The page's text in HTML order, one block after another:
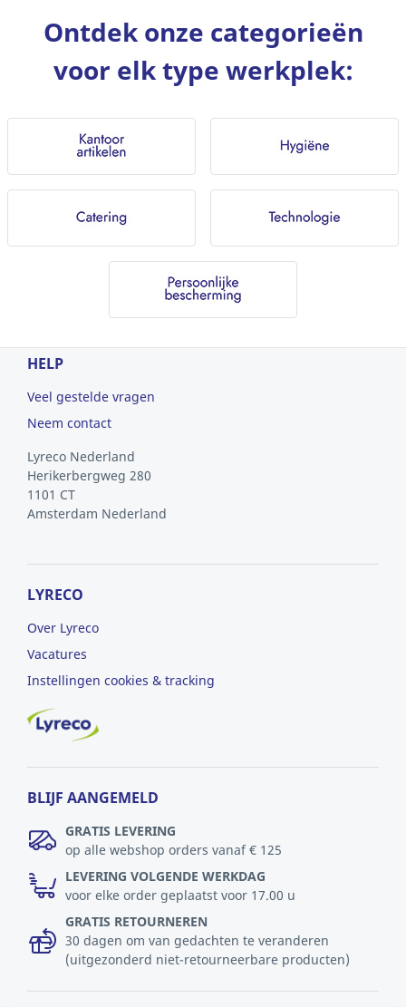
Ontdek onze categorieën
voor elk type werkplek:
HELP
Veel gestelde vragen
Neem contact
Lyreco Nederland
Herikerbergweg 280
1101 CT
Amsterdam Nederland
LYRECO
Over Lyreco
Vacatures
Instellingen cookies & tracking
BLIJF AANGEMELD
GRATIS LEVERING
op alle webshop orders vanaf € 125
LEVERING VOLGENDE WERKDAG
voor elke order geplaatst voor 17.00 u
GRATIS RETOURNEREN
30 dagen om van gedachten te veranderen
(uitgezonderd niet-retourneerbare producten)